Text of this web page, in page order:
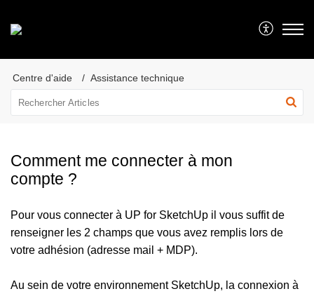
Centre d'aide Assistance technique
Comment me connecter à mon
compte ?
Pour vous connecter à UP for SketchUp il vous suffit de
renseigner les 2 champs que vous avez remplis lors de
votre adhésion (adresse mail + MDP).
Au sein de votre environnement SketchUp, la connexion à